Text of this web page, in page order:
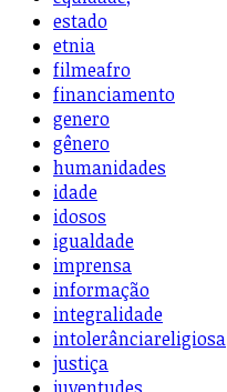
estado
etnia
filmeafro
financiamento
genero
gênero
humanidades
idade
idosos
igualdade
imprensa
informação
integralidade
intolerânciareligiosa
justiça